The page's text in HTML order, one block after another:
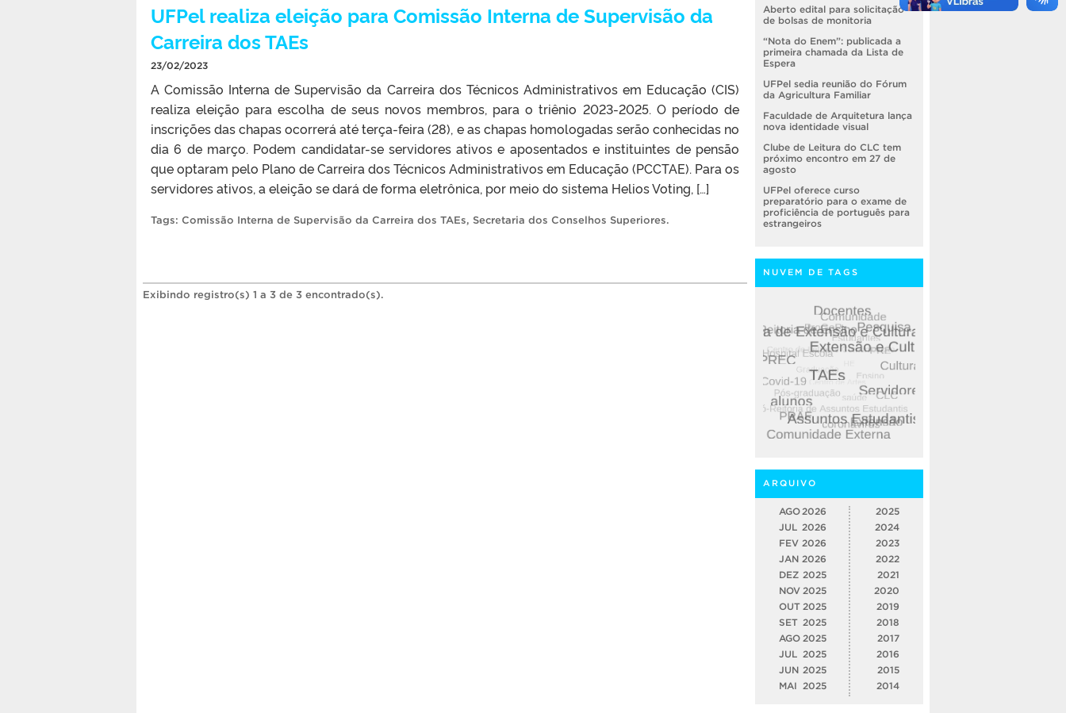
UFPel realiza eleição para Comissão Interna de Supervisão da
Carreira dos TAEs
23/02/2023
A Comissão Interna de Supervisão da Carreira dos Técnicos Administrativos em Educação (CIS)
realiza eleição para escolha de seus novos membros, para o triênio 2023-2025. O período de
inscrições das chapas ocorrerá até terça-feira (28), e as chapas homologadas serão conhecidas no
dia 6 de março. Podem candidatar-se servidores ativos e aposentados e instituintes de pensão
que optaram pelo Plano de Carreira dos Técnicos Administrativos em Educação (PCCTAE). Para os
servidores ativos, a eleição se dará de forma eletrônica, por meio do sistema Helios Voting, […]
Tags: Comissão Interna de Supervisão da Carreira dos TAEs, Secretaria dos Conselhos Superiores.
Exibindo registro(s) 1 a 3 de 3 encontrado(s).
Aberto edital para solicitação
de bolsas de monitoria
“Nota do Enem”: publicada a
primeira chamada da Lista de
Espera
UFPel sedia reunião do Fórum
da Agricultura Familiar
Faculdade de Arquitetura lança
nova identidade visual
Clube de Leitura do CLC tem
próximo encontro em 27 de
agosto
UFPel oferece curso
preparatório para o exame de
proficiência de português para
estrangeiros
NUVEM DE TAGS
ARQUIVO
AGO 2026
JUL 2026
FEV 2026
JAN 2026
DEZ 2025
NOV 2025
OUT 2025
SET 2025
AGO 2025
JUL
2025
JUN 2025
MAI
2025
2025
2024
2023
2022
2021
2020
2019
2018
2017
2016
2015
2014